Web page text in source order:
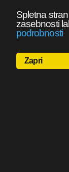
Spletna
zasebnosti
podrobnosti
Zapri